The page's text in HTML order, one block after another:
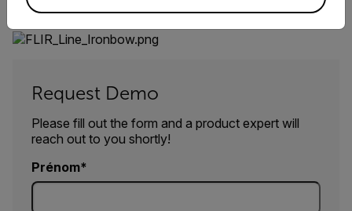
EN SAVOIR PLUS
Request Demo
Please fill out the form and a product expert will
reach out to you shortly!
Prénom